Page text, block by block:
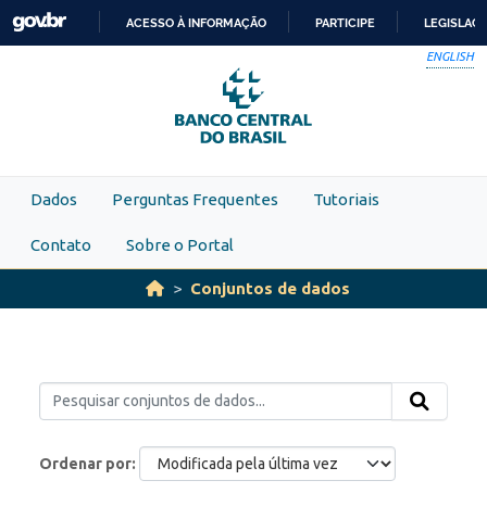
Skip to main content
PARA
O
CONTEÚDO
ACESSO À INFORMAÇÃO PARTICIPE
ENGLISH
Dados Perguntas Frequentes Tutoriais
Contato Sobre o Portal
Conjuntos de dados
Ordenar por